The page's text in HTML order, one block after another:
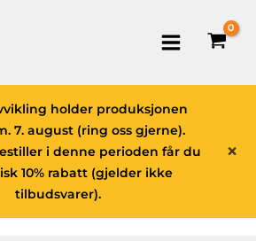
×
holder produksjonen
7. august (ring oss gjerne).
i denne perioden får du
10% rabatt (gjelder ikke
tilbudsvarer).